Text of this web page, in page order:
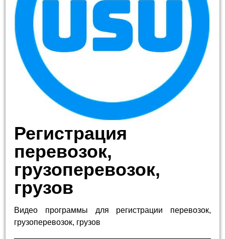
Регистрация
перевозок,
грузоперевозок,
грузов
Видео программы для регистрации перевозок,
грузоперевозок, грузов